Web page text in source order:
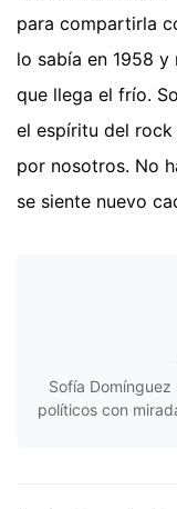
para compartirla
lo sabía en 1958
que llega el frío.
el espíritu del
por nosotros. No
se siente nuevo
Sofía
políticos con